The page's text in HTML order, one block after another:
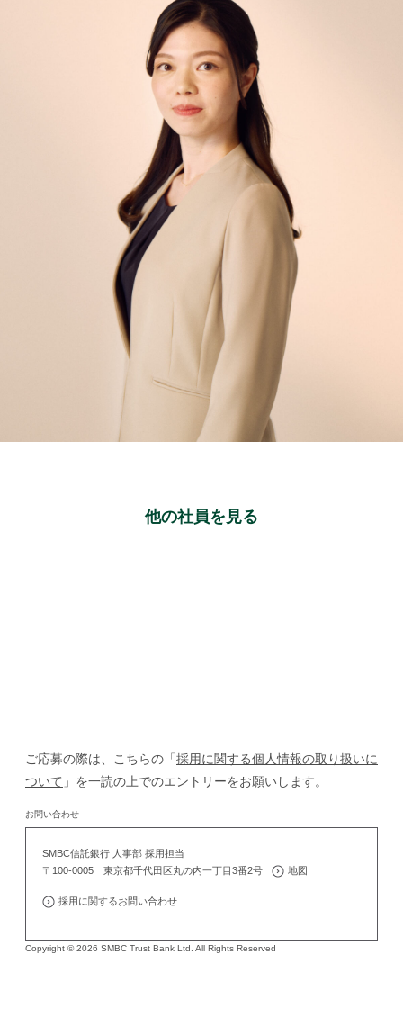
他の社員を見る
ご応募の際は、こちらの「 採用に関する個人情報の取り扱いに
ついて 」を一読の上でのエントリーをお願いします。
お問い合わせ
SMBC信託銀行 人事部 採用担当
〒100-0005 東京都千代田区丸の内一丁目3番2号
地図
採用に関するお問い合わせ
Copyright © 2026 SMBC Trust Bank Ltd. All Rights Reserved